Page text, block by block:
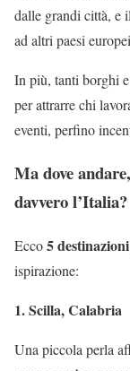
dalle grandi città, e
ad altri paesi
In più, tanti borghi
per attrarre chi
eventi, perfino
Ma dove
davvero l’Italia?
Ecco5
ispirazione:
1. Scilla, Calabria
Una piccola perla